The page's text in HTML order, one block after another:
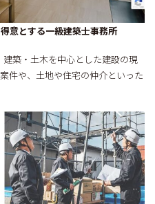
意とする一級建築士事務所
建築・土木を中心とした建設の現
件や、土地や住宅の仲介といった